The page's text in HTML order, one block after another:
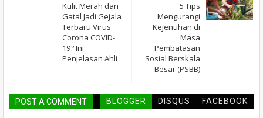
5 Tips
Mengurangi
Kejenuhan di
Masa
Pembatasan
Sosial Berskala
Besar (PSBB)
Kulit Merah dan
Gatal Jadi Gejala
Terbaru Virus
Corona COVID-
19? Ini
Penjelasan Ahli
POST A COMMENT BLOGGER DISQUS FACEBOOK